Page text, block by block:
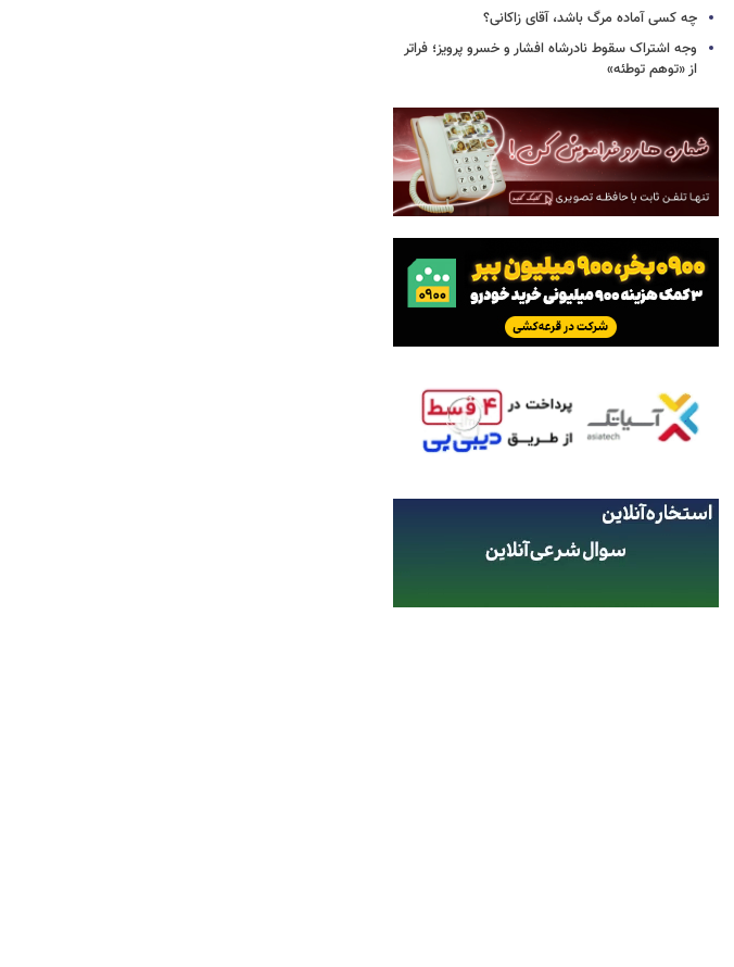
چه کسی آماده مرگ باشد، آقای زاکانی؟
وجه اشتراک سقوط نادرشاه افشار و خسرو پرویز؛ فراتر
از «توهم توطئه»